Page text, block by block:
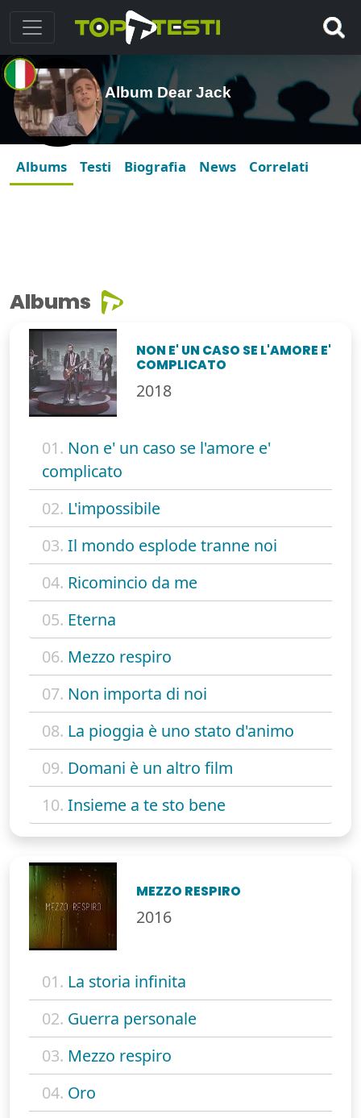
Album Dear Jack
Albums Testi Biografia News Correlati
Albums
NON E' UN CASO SE L'AMORE E'
COMPLICATO
2018
01. Non e' un caso se l'amore e'
complicato
02. L'impossibile
03. Il mondo esplode tranne noi
04. Ricomincio da me
05. Eterna
06. Mezzo respiro
07. Non importa di noi
08. La pioggia è uno stato d'animo
09. Domani è un altro film
10. Insieme a te sto bene
MEZZO RESPIRO
2016
01. La storia infinita
02. Guerra personale
03. Mezzo respiro
04. Oro